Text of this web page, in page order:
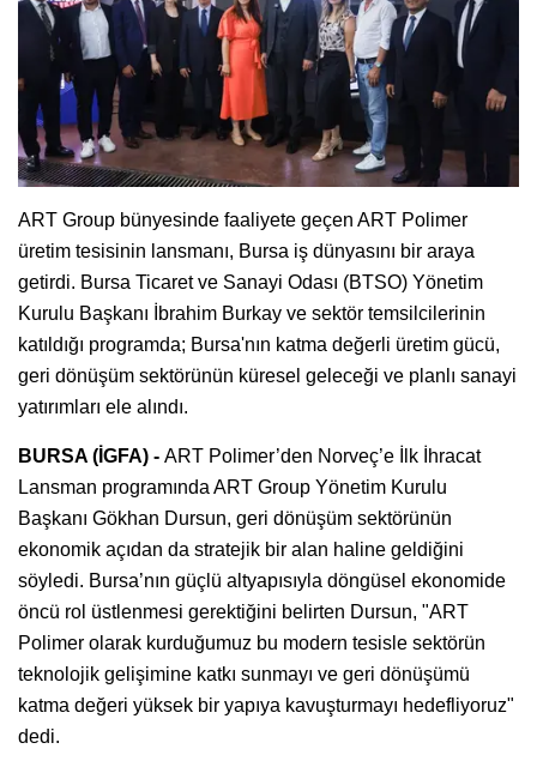
ART Group bünyesinde faaliyete geçen ART Polimer
üretim tesisinin lansmanı, Bursa iş dünyasını bir araya
getirdi. Bursa Ticaret ve Sanayi Odası (BTSO) Yönetim
Kurulu Başkanı İbrahim Burkay ve sektör temsilcilerinin
katıldığı programda; Bursa'nın katma değerli üretim gücü,
geri dönüşüm sektörünün küresel geleceği ve planlı sanayi
yatırımları ele alındı.
BURSA (İGFA) - ART Polimer’den Norveç’e İlk İhracat
Lansman programında ART Group Yönetim Kurulu
Başkanı Gökhan Dursun, geri dönüşüm sektörünün
ekonomik açıdan da stratejik bir alan haline geldiğini
söyledi. Bursa’nın güçlü altyapısıyla döngüsel ekonomide
öncü rol üstlenmesi gerektiğini belirten Dursun, "ART
Polimer olarak kurduğumuz bu modern tesisle sektörün
teknolojik gelişimine katkı sunmayı ve geri dönüşümü
katma değeri yüksek bir yapıya kavuşturmayı hedefliyoruz"
dedi.